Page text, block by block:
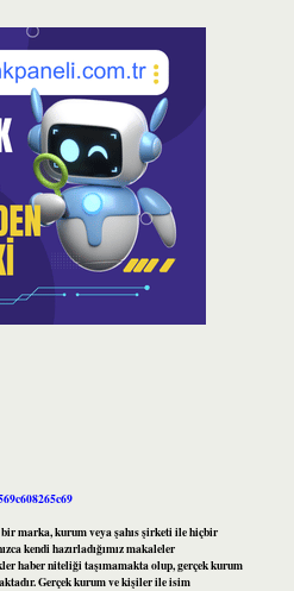
marka, kurum veya şahıs şirketi ile hiçbir
kendi hazırladığımız makaleler
haber niteliği taşımamakta olup, gerçek kurum
Gerçek kurum ve kişiler ile isim